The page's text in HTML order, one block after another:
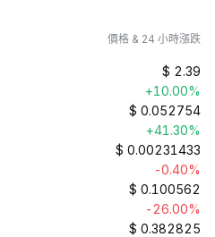
價格 & 24 小時漲跌
$ 2.39
+10.00%
$ 0.052754
+41.30%
$ 0.00231433
-0.40%
$ 0.100562
-26.00%
$ 0.382825